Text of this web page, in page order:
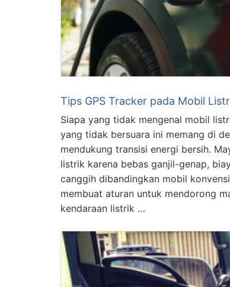
Tips GPS Tracker pada Mobil
Siapa yang tidak mengenal mobil
yang tidak bersuara ini memang di
mendukung transisi energi bersih.
listrik karena bebas ganjil-genap,
canggih dibandingkan mobil
membuat aturan untuk mendorong
kendaraan listrik …